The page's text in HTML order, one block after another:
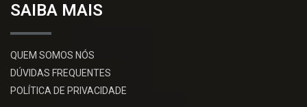
SAIBA MAIS
QUEM SOMOS NÓS
DÚVIDAS FREQUENTES
POLÍTICA DE PRIVACIDADE